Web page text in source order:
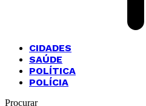
CIDADES
SAÚDE
POLÍTICA
POLÍCIA
Procurar